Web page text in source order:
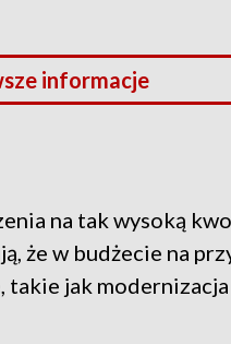
informacje
na tak wysoką
że w budżecie na
jak